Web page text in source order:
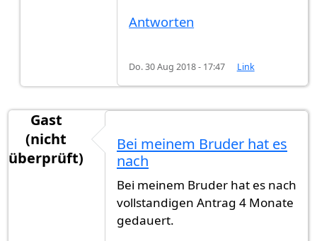
Antworten
Do. 30 Aug 2018 - 17:47 Link
Gast
(nicht
überprüft)
Bei meinem Bruder hat es
nach
Bei meinem Bruder hat es nach
vollstandigen Antrag 4 Monate
gedauert.